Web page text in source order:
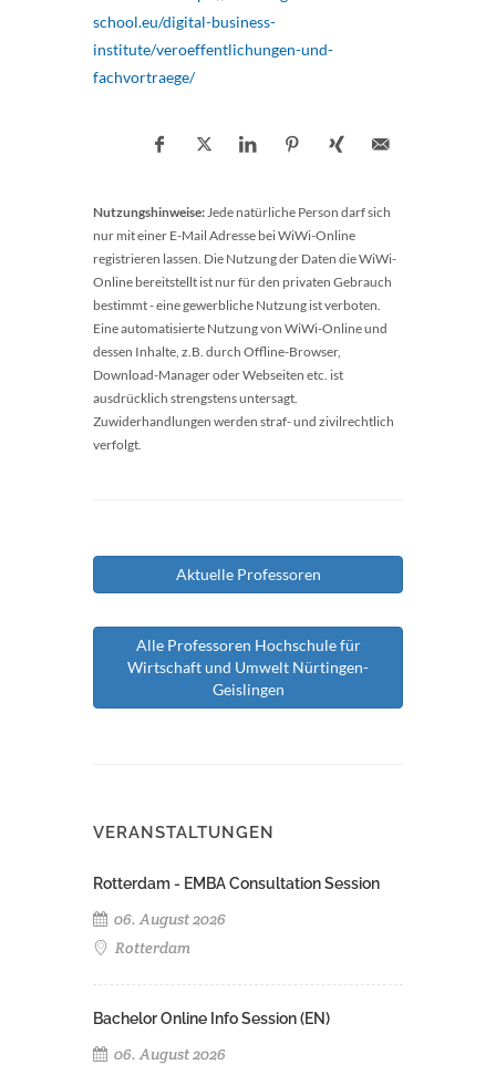
school.eu/digital-business-
institute/veroeffentlichungen-und-
fachvortraege/
Nutzungshinweise:Jede natürliche Person darf sich
nur mit einer E-Mail Adresse bei WiWi-Online
registrieren lassen. Die Nutzung der Daten die WiWi-
Online bereitstellt ist nur für den privaten Gebrauch
bestimmt - eine gewerbliche Nutzung ist verboten.
Eine automatisierte Nutzung von WiWi-Online und
dessen Inhalte, z.B. durch Offline-Browser,
Download-Manager oder Webseiten etc. ist
ausdrücklich strengstens untersagt.
Zuwiderhandlungen werden straf- und zivilrechtlich
verfolgt.
Aktuelle Professoren
Alle Professoren Hochschule für
Wirtschaft und Umwelt Nürtingen-
Geislingen
VERANSTALTUNGEN
Rotterdam - EMBA Consultation Session
06. August 2026
Rotterdam
Bachelor Online Info Session (EN)
06. August 2026